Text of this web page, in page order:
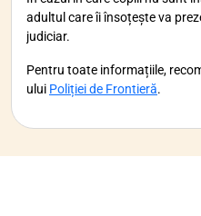
adultul care îi însoțește va
judiciar.
Pentru toate informațiile,
ului Poliției de Frontieră.